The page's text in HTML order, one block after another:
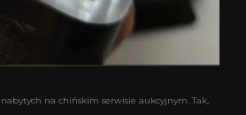
na chińskim serwisie aukcyjnym. Tak,